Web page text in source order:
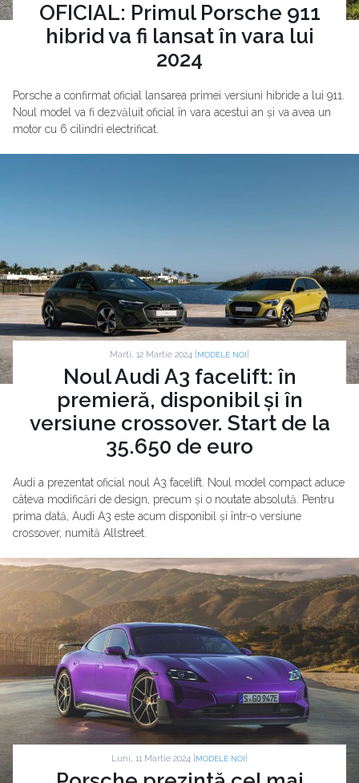
OFICIAL: Primul Porsche 911
hibrid va fi lansat în vara lui
2024
Porsche a confirmat oficial lansarea primei versiuni hibride a lui 911.
Noul model va fi dezvăluit oficial în vara acestui an și va avea un
motor cu 6 cilindri electrificat.
Marti, 12 Martie 2024 | MODELE NOI
Noul Audi A3 facelift: în
premieră, disponibil și în
versiune crossover. Start de la
35.650 de euro
Audi a prezentat oficial noul A3 facelift. Noul model compact aduce
câteva modificări de design, precum și o noutate absolută. Pentru
prima dată, Audi A3 este acum disponibil și într-o versiune
crossover, numită Allstreet.
Luni, 11 Martie 2024 | MODELE NOI